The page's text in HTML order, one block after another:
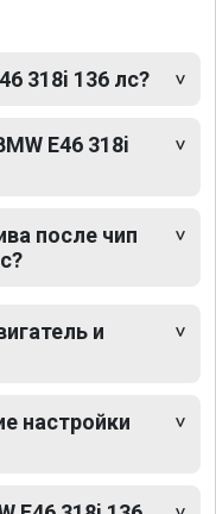
318i 136 лс?
E46 318i
после чип
и
настройки